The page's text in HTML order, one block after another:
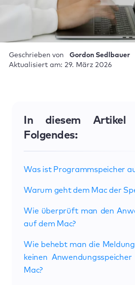
Geschrieben von
Gordon Sedlbauer
Aktualisiert am: 29. März 2026
In diesem Artikel
Folgendes:
Was ist Programmspeicher
Warum geht dem Mac der
Wie überprüft man den
auf dem Mac?
Wie behebt man die
keinen
Mac?